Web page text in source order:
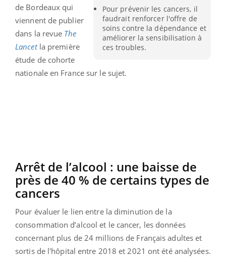
Pour prévenir les cancers, il
faudrait renforcer l'offre de
soins contre la dépendance et
améliorer la sensibilisation à
ces troubles.
de Bordeaux qui
viennent de publier
dans la revue The
Lancetla première
étude de cohorte
nationale en France sur le sujet.
Arrêt de l’alcool : une baisse de
près de 40 % de certains types de
cancers
Pour évaluer le lien entre la diminution de la
consommation d’alcool et le cancer, les données
concernant plus de 24 millions de Français adultes et
sortis de l'hôpital entre 2018 et 2021 ont été analysées.